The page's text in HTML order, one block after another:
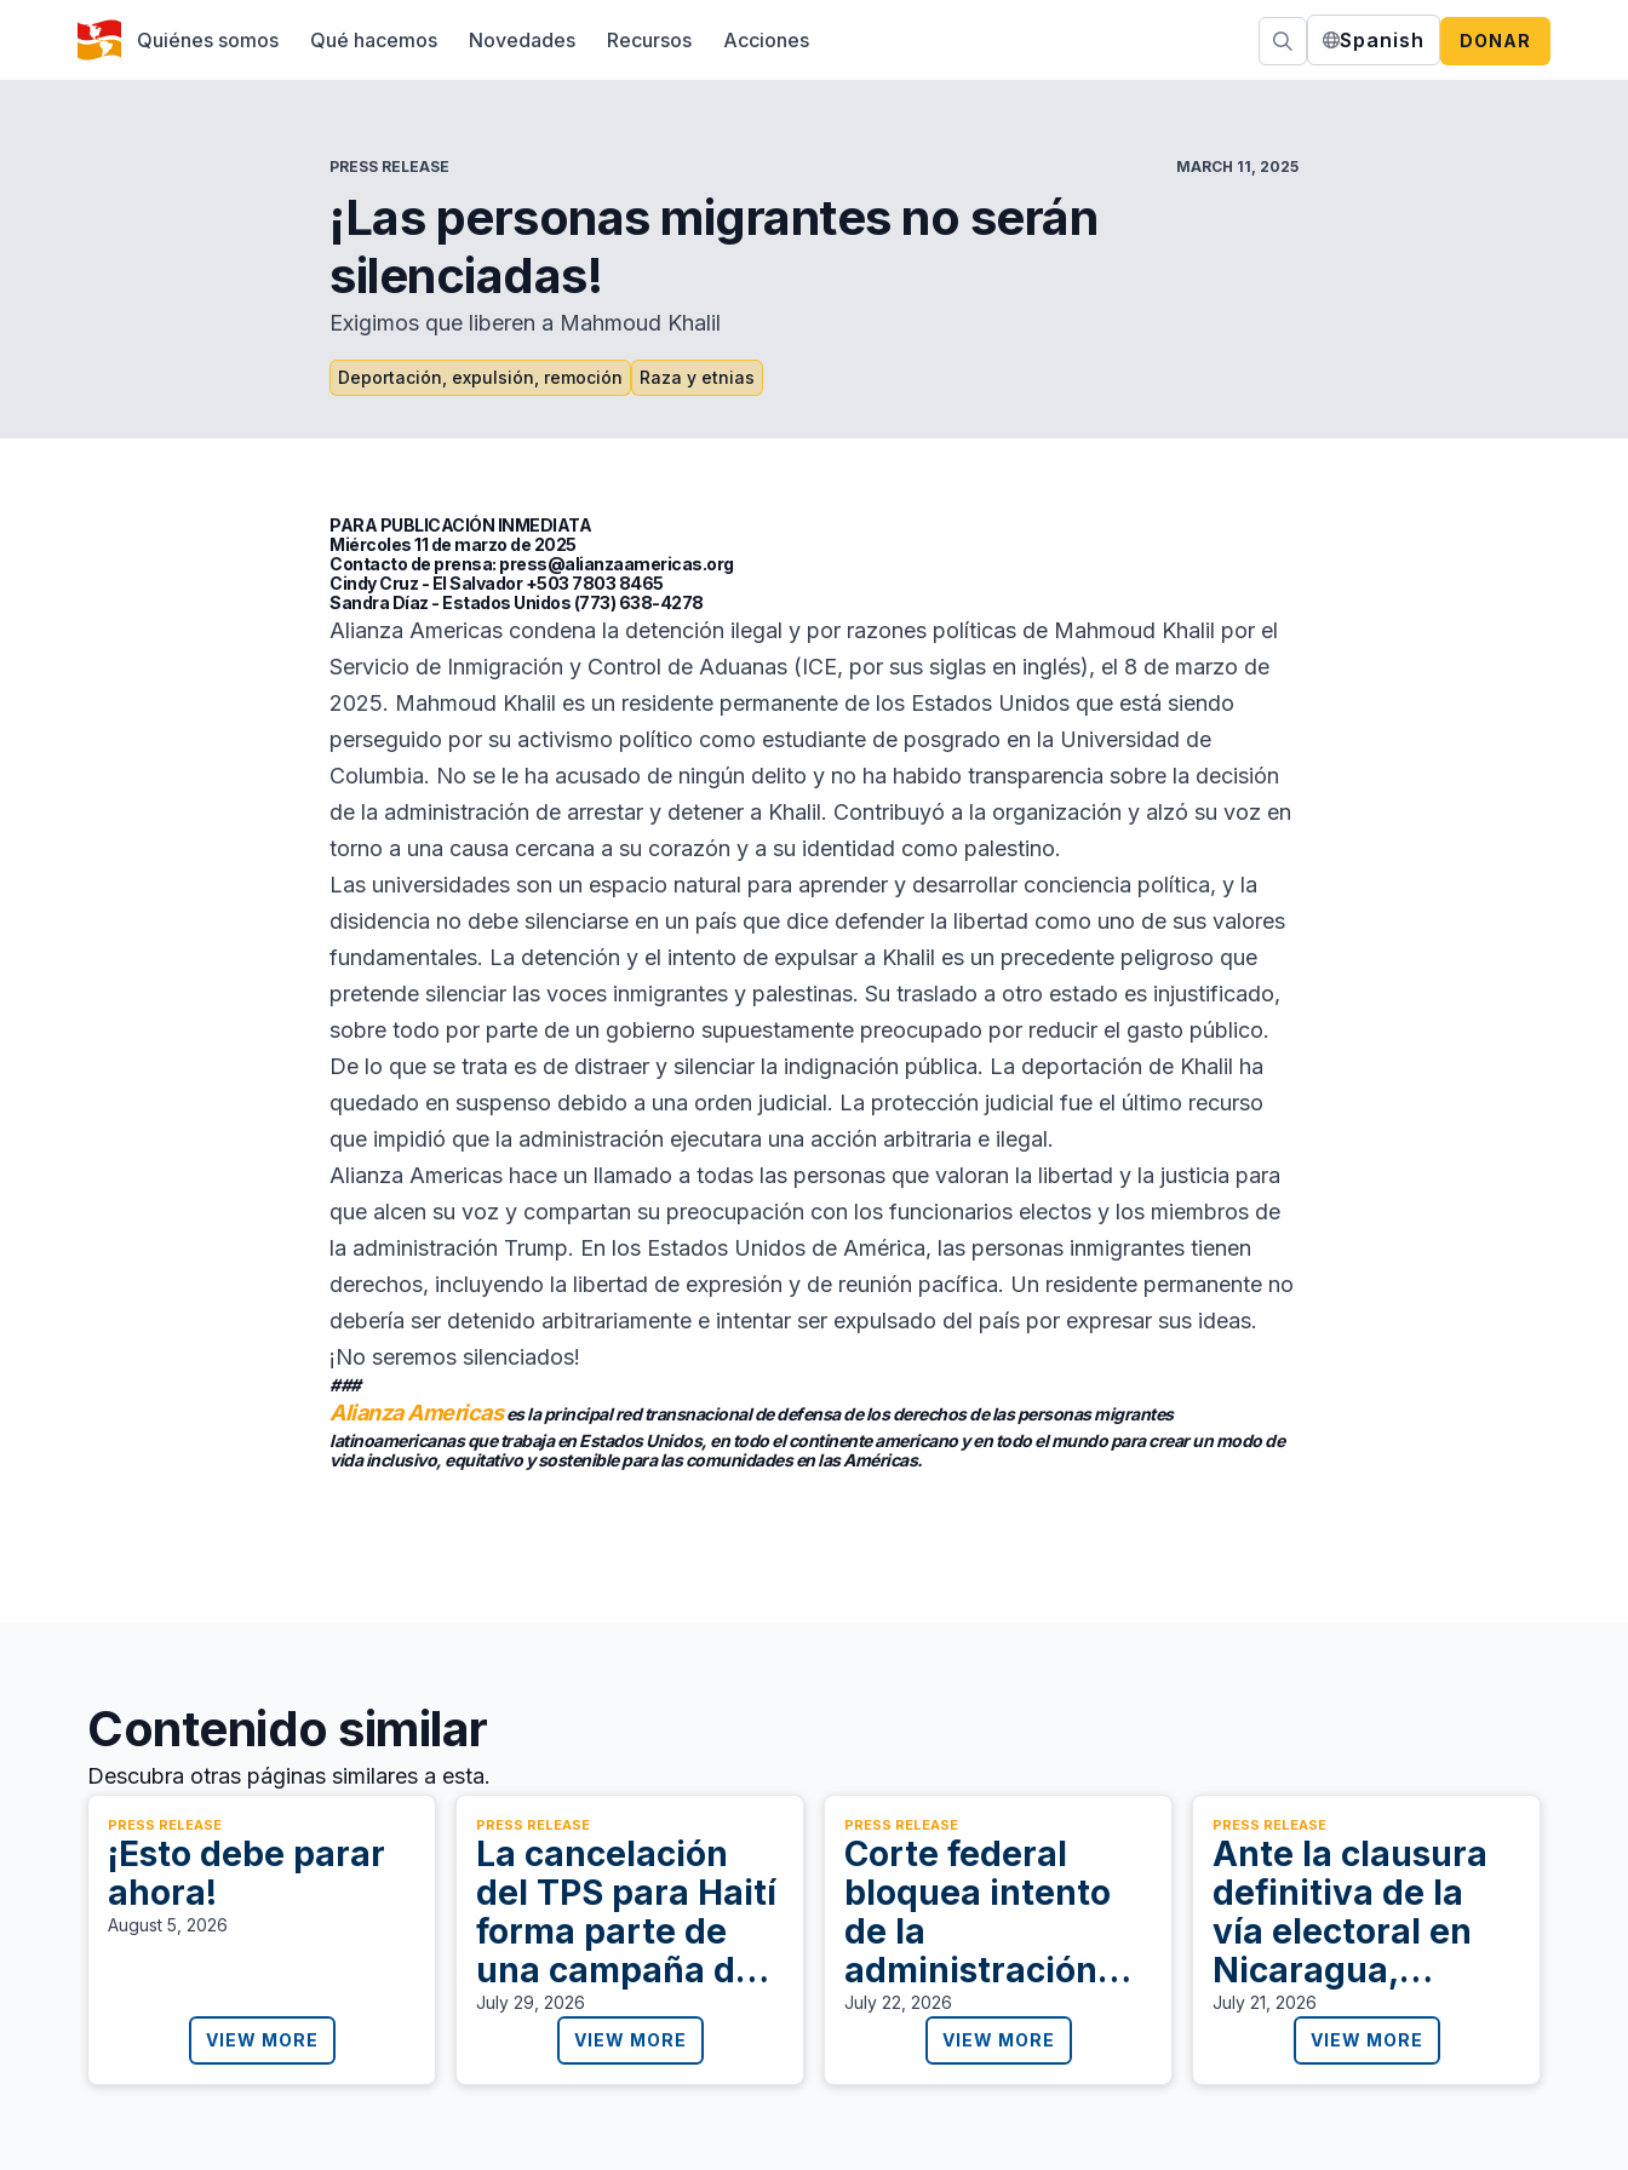
Quiénes somos Qué hacemos Novedades Recursos Acciones Spanish DONAR
PRESS RELEASE MARCH 11, 2025
¡Las personas migrantes no serán
silenciadas!
Exigimos que liberen a Mahmoud Khalil
Deportación, expulsión, remoción Raza y etnias
PARA PUBLICACIÓN INMEDIATA
Miércoles 11 de marzo de 2025
Contacto de prensa: press@alianzaamericas.org
Cindy Cruz - El Salvador +503 7803 8465
Sandra Díaz - Estados Unidos (773) 638-4278
Alianza Americas condena la detención ilegal y por razones políticas de Mahmoud Khalil por el
Servicio de Inmigración y Control de Aduanas (ICE, por sus siglas en inglés), el 8 de marzo de
2025. Mahmoud Khalil es un residente permanente de los Estados Unidos que está siendo
perseguido por su activismo político como estudiante de posgrado en la Universidad de
Columbia. No se le ha acusado de ningún delito y no ha habido transparencia sobre la decisión
de la administración de arrestar y detener a Khalil. Contribuyó a la organización y alzó su voz en
torno a una causa cercana a su corazón y a su identidad como palestino.
Las universidades son un espacio natural para aprender y desarrollar conciencia política, y la
disidencia no debe silenciarse en un país que dice defender la libertad como uno de sus valores
fundamentales. La detención y el intento de expulsar a Khalil es un precedente peligroso que
pretende silenciar las voces inmigrantes y palestinas. Su traslado a otro estado es injustificado,
sobre todo por parte de un gobierno supuestamente preocupado por reducir el gasto público.
De lo que se trata es de distraer y silenciar la indignación pública. La deportación de Khalil ha
quedado en suspenso debido a una orden judicial. La protección judicial fue el último recurso
que impidió que la administración ejecutara una acción arbitraria e ilegal.
Alianza Americas hace un llamado a todas las personas que valoran la libertad y la justicia para
que alcen su voz y compartan su preocupación con los funcionarios electos y los miembros de
la administración Trump. En los Estados Unidos de América, las personas inmigrantes tienen
derechos, incluyendo la libertad de expresión y de reunión pacífica. Un residente permanente no
debería ser detenido arbitrariamente e intentar ser expulsado del país por expresar sus ideas.
¡No seremos silenciados!
###
Alianza Americases la principal red transnacional de defensa de los derechos de las personas migrantes
latinoamericanas que trabaja en Estados Unidos, en todo el continente americano y en todo el mundo para crear un modo de
vida inclusivo, equitativo y sostenible para las comunidades en las Américas.
Contenido similar
Descubra otras páginas similares a esta.
PRESS RELEASE
¡Esto debe parar
ahora!
August 5, 2026
VIEW MORE
PRESS RELEASE
La cancelación
del TPS para Haití
forma parte de
una campaña de
persecución y
terror que ignora
las necesidades
July 29, 2026
VIEW MORE
PRESS RELEASE
Corte federal
bloquea intento
de la
administración
Trump de dejar
sin permiso de
trabajo a
July 22, 2026
VIEW MORE
PRESS RELEASE
Ante la clausura
definitiva de la
vía electoral en
Nicaragua,
Alianza Americas
llama a defender
la democracia
July 21, 2026
VIEW MORE